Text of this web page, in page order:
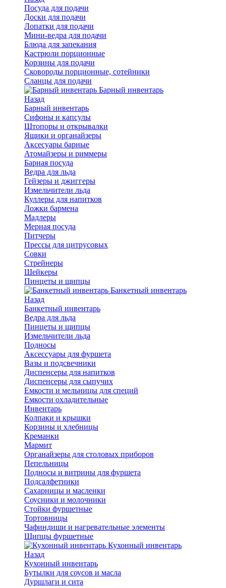
Посуда для подачи
Доски для подачи
Лопатки для подачи
Мини-ведра для подачи
Блюда для запекания
Кастрюли порционные
Корзины для подачи
Сковороды порционные, сотейники
Сланцы для подачи
Барный инвентарь
Назад
Барный инвентарь
Сифоны и капсулы
Штопоры и открывалки
Ящики и органайзеры
Аксесуары барные
Атомайзеры и риммеры
Барная посуда
Ведра для льда
Гейзеры и джиггеры
Измельчители льда
Куллеры для напитков
Ложки бармена
Мадлеры
Мерная посуда
Питчеры
Прессы для цитрусовых
Совки
Стрейнеры
Шейкеры
Пинцеты и щипцы
Банкетный инвентарь
Назад
Банкетный инвентарь
Ведра для льда
Пинцеты и щипцы
Измельчители льда
Подносы
Аксессуары для фуршета
Вазы и подсвечники
Диспенсеры для напитков
Диспенсеры для сыпучих
Емкости и мельницы для специй
Емкости охладительные
Инвентарь
Колпаки и крышки
Корзины и хлебницы
Креманки
Мармит
Органайзеры для столовых приборов
Пепельницы
Подносы и витрины для фуршета
Подсалфетники
Сахарницы и масленки
Соусники и молочники
Стойки фуршетные
Тортовницы
Чафиндиши и нагревательные элементы
Щипцы фуршетные
Кухонный инвентарь
Назад
Кухонный инвентарь
Бутылки для соусов и масла
Дуршлаги и сита